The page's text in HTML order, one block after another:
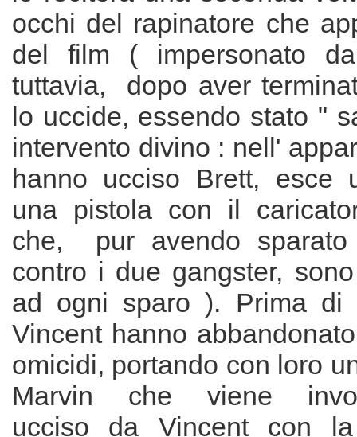
occhi del rapinatore che
del film ( impersonato
tuttavia, dopo aver
lo uccide, essendo stato "
intervento divino : nell'
hanno ucciso Brett, esce
una pistola con il
che, pur avendo sparato
contro i due gangster,
ad ogni sparo ). Prima
Vincent hanno
omicidi, portando con loro
Marvin che viene
ucciso da Vincent con